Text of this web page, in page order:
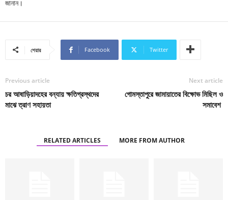
জানান।
শেয়ার Facebook Twitter
Previous article
চর আষাড়িয়াদহের বন্যায় ক্ষতিগ্রস্থদের
মাঝে ত্রাণ সহায়তা
Next article
গোমস্তাপুরে জামায়াতের বিক্ষোভ মিছিল ও
সমাবেশ
RELATED ARTICLES MORE FROM AUTHOR